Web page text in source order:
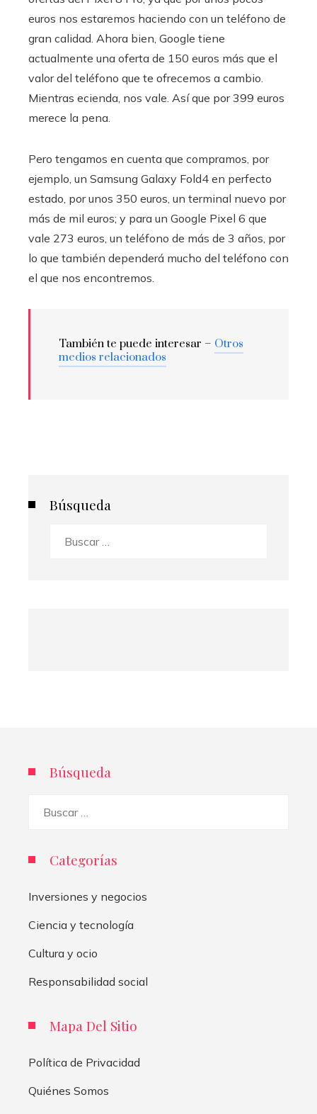
euros nos estaremos haciendo con un teléfono de
gran calidad. Ahora bien, Google tiene
actualmente una oferta de 150 euros más que el
valor del teléfono que te ofrecemos a cambio.
Mientras ecienda, nos vale. Así que por 399 euros
merece la pena.
Pero tengamos en cuenta que compramos, por
ejemplo, un Samsung Galaxy Fold4 en perfecto
estado, por unos 350 euros, un terminal nuevo por
más de mil euros; y para un Google Pixel 6 que
vale 273 euros, un teléfono de más de 3 años, por
lo que también dependerá mucho del teléfono con
el que nos encontremos.
También te puede interesar – Otros
medios relacionados
Búsqueda
Búsqueda
Categorías
Inversiones y negocios
Ciencia y tecnología
Cultura y ocio
Responsabilidad social
Mapa Del Sitio
Política de Privacidad
Quiénes Somos